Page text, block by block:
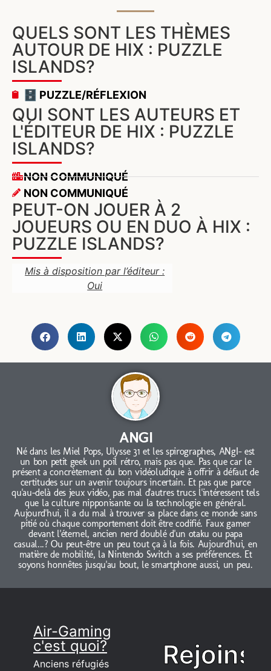
QUELS SONT LES THÈMES
AUTOUR DE HIX : PUZZLE
ISLANDS?
🗄️ PUZZLE/RÉFLEXION
QUI SONT LES AUTEURS ET
L'ÉDITEUR DE HIX : PUZZLE
ISLANDS?
NON COMMUNIQUÉ
NON COMMUNIQUÉ
PEUT-ON JOUER À 2
JOUEURS OU EN DUO À HIX :
PUZZLE ISLANDS?
Mis à disposition par l’éditeur :
Oui
ANGI
Né dans les Miel Pops, Ulysse 31 et les spirographes, ANgI- est
un bon petit geek un poil rétro, mais pas que. Pas que car le
présent a concrètement du bon vidéoludique à offrir à défaut de
certitudes sur un avenir toujours incertain. Et pas que parce
qu'au-delà des jeux vidéo, pas mal d'autres trucs l'intéressent tels
que la culture nipponisante ou la technologie en général.
Aujourd'hui, il a du mal à trouver sa place dans ce monde sans
pitié où chaque comportement doit être codifié. Faux gamer
devant l'éternel, ancien nerd doublé d'un otaku ou papa
casual...? Ou peut-être un peu tout ça à la fois. Aujourd'hui, en
matière de mobilité, la Nintendo Switch a ses préférences. Et
soyons honnêtes jusqu'au bout, le smartphone aussi, un peu.
Air-Gaming
c'est quoi?
Anciens réfugiés
Rejoins